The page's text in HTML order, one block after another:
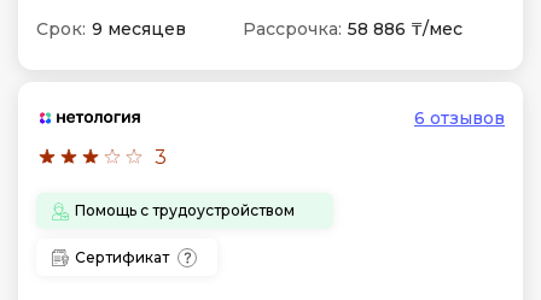
Срок: 9 месяцев Рассрочка: 58 886 ₸/мес
3
6 отзывов
Помощь с трудоустройством
Сертификат